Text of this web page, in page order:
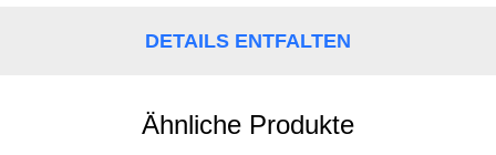
DATENSCHUTZRICHTLINIE
DETAILS ENTFALTEN
Ähnliche Produkte